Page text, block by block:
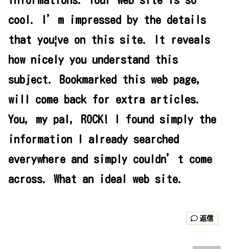
cool. I’m impressed by the details
that you¦ve on this site. It reveals
how nicely you understand this
subject. Bookmarked this web page,
will come back for extra articles.
You, my pal, ROCK! I found simply the
information I already searched
everywhere and simply couldn’t come
across. What an ideal web site.
返信